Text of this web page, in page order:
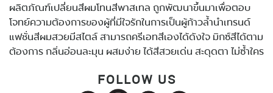
ผลิตภัณฑ์เปลี่ยนสีผมโทนสีพาสเทล ถูกพัฒนาขึ้นมาเพื่อตอบ
โจทย์ความต้องการของผู้ที่มีใจรักในการเป็นผู้ก้าวล้ำนำเทรนด์
แฟชั่นสีผมสวยมีสไตล์ สามารถครีเอทสีเองได้ดังใจ มิกซ์สีได้ตาม
ต้องการ กลิ่นอ่อนละมุน ผสมง่าย ได้สีสวยเด่น สะดุดตา ไม่ซ้ำใคร
FOLLOW US